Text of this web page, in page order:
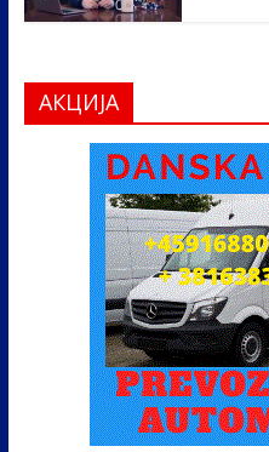
АКЦИЈА